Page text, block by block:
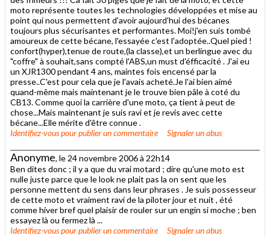
moto représente toutes les technologies développées et mise au
point qui nous permettent d'avoir aujourd'hui des bécanes
toujours plus sécurisantes et performantes. Moi!j'en suis tombé
amoureux de cette bécane, l'essayée c'est l'adoptée..Quel pied !
confort(hyper),tenue de route,(la classe),et un berlingue avec du
"coffre" à souhait,sans compté l'ABS,un must d'éfficacité . J'ai eu
un XJR1300 pendant 4 ans, maintes fois encensé par la
presse..C'est pour cela que je l'avais acheté.Je l'ai bien aimé
quand-même mais maintenant je le trouve bien pâle à coté du
CB13. Comme quoi la carrière d'une moto, ça tient à peut de
chose...Mais maintenant je suis ravi et je revis avec cette
bécane...Elle mérite d'être connue .
Identifiez-vouspour publier un commentaire Signaler un abus
Anonyme, le 24 novembre 2006 à 22h14
Ben dites donc ; il y a que du vrai motard ; dire qu'une moto est
nulle juste parce que le look ne plait pas la on sent que les
personne mettent du sens dans leur phrases . Je suis possesseur
de cette moto et vraiment ravi de la piloter jour et nuit , été
comme hiver bref quel plaisir de rouler sur un engin si moche ; ben
essayez là ou fermez là ...
Identifiez-vouspour publier un commentaire Signaler un abus